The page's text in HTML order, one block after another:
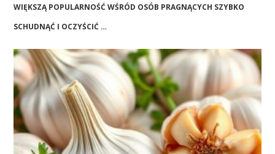
WIĘKSZĄ POPULARNOŚĆ WŚRÓD OSÓB PRAGNĄCYCH SZYBKO
SCHUDNĄĆ I OCZYŚCIĆ …